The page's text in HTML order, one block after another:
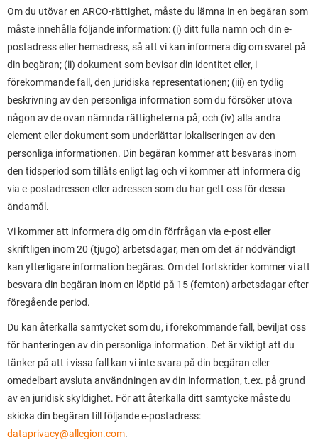
Om du utövar en ARCO-rättighet, måste du lämna in en begäran som
måste innehålla följande information: (i) ditt fulla namn och din e-
postadress eller hemadress, så att vi kan informera dig om svaret på
din begäran; (ii) dokument som bevisar din identitet eller, i
förekommande fall, den juridiska representationen; (iii) en tydlig
beskrivning av den personliga information som du försöker utöva
någon av de ovan nämnda rättigheterna på; och (iv) alla andra
element eller dokument som underlättar lokaliseringen av den
personliga informationen. Din begäran kommer att besvaras inom
den tidsperiod som tillåts enligt lag och vi kommer att informera dig
via e-postadressen eller adressen som du har gett oss för dessa
ändamål.
Vi kommer att informera dig om din förfrågan via e-post eller
skriftligen inom 20 (tjugo) arbetsdagar, men om det är nödvändigt
kan ytterligare information begäras. Om det fortskrider kommer vi att
besvara din begäran inom en löptid på 15 (femton) arbetsdagar efter
föregående period.
Du kan återkalla samtycket som du, i förekommande fall, beviljat oss
för hanteringen av din personliga information. Det är viktigt att du
tänker på att i vissa fall kan vi inte svara på din begäran eller
omedelbart avsluta användningen av din information, t.ex. på grund
av en juridisk skyldighet. För att återkalla ditt samtycke måste du
skicka din begäran till följande e-postadress:
dataprivacy@allegion.com.